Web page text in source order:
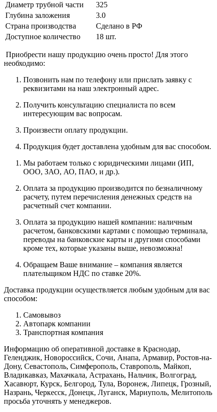
Диаметр трубной части
325
Глубина заложения
3.0
Страна производства
Сделано в РФ
Доступное количество
18 шт.
Приобрести нашу продукцию очень просто! Для этого
необходимо:
Позвонить нам по телефону или прислать заявку с
реквизитами на наш электронный адрес.
Получить консультацию специалиста по всем
интересующим вас вопросам.
Произвести оплату продукции.
Продукция будет доставлена удобным для вас способом.
Мы работаем только с юридическими лицами (ИП,
ООО, ЗАО, АО, ПАО, и др.).
Оплата за продукцию производится по безналичному
расчету, путем перечисления денежных средств на
расчетный счет компании.
Оплата за продукцию нашей компании: наличным
расчетом, банковскими картами с помощью терминала,
переводы на банковские карты и другими способами
кроме тех, которые указаны выше, невозможна!
Обращаем Ваше внимание – компания является
плательщиком НДС по ставке 20%.
Доставка продукции осуществляется любым удобным для вас
способом:
Самовывоз
Автопарк компании
Транспортная компания
Информацию об оперативной доставке в Краснодар,
Геленджик, Новороссийск, Сочи, Анапа, Армавир, Ростов-на-
Дону, Севастополь, Симферополь, Ставрополь, Майкоп,
Владикавказ, Махачкала, Астрахань, Нальчик, Волгоград,
Хасавюрт, Курск, Белгород, Тула, Воронеж, Липецк, Грозный,
Назрань, Черкесск, Донецк, Луганск, Мариуполь, Мелитополь
просьба уточнять у менеджеров.